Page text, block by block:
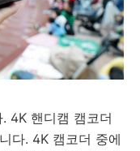
4K 핸디캠 캠코더
다. 4K 캠코더 중에